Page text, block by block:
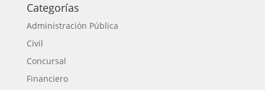
Categorías
Administración Pública
Civil
Concursal
Financiero